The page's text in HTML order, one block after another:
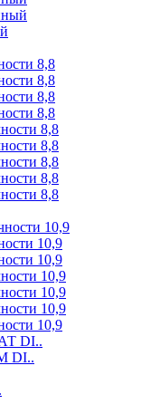
8,8
8,8
8,8
8,8
8,8
8,8
8,8
8,8
8,8
10,9
10,9
10,9
10,9
10,9
10,9
10,9
DI..
DI..